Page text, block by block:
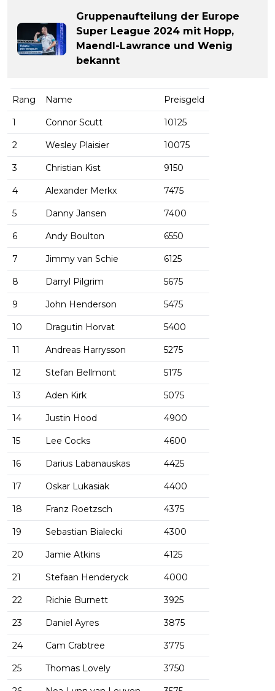
Gruppenaufteilung der Europe
Super League 2024 mit Hopp,
Maendl-Lawrance und Wenig
bekannt
Rang Name Preisgeld
1 Connor Scutt 10125
2 Wesley Plaisier 10075
3 Christian Kist 9150
4 Alexander Merkx 7475
5 Danny Jansen 7400
6 Andy Boulton 6550
7 Jimmy van Schie 6125
8 Darryl Pilgrim 5675
9 John Henderson 5475
10 Dragutin Horvat 5400
11 Andreas Harrysson 5275
12 Stefan Bellmont 5175
13 Aden Kirk 5075
14 Justin Hood 4900
15 Lee Cocks 4600
16 Darius Labanauskas 4425
17 Oskar Lukasiak 4400
18 Franz Roetzsch 4375
19 Sebastian Bialecki 4300
20 Jamie Atkins 4125
21 Stefaan Henderyck 4000
22 Richie Burnett 3925
23 Daniel Ayres 3875
24 Cam Crabtree 3775
25 Thomas Lovely 3750